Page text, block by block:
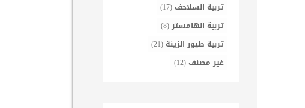
تربية السلاحف(17)
تربية الهامستر(8)
تربية طيور الزينة (21)
غير مصنف(12)